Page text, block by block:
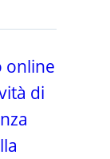
online
di